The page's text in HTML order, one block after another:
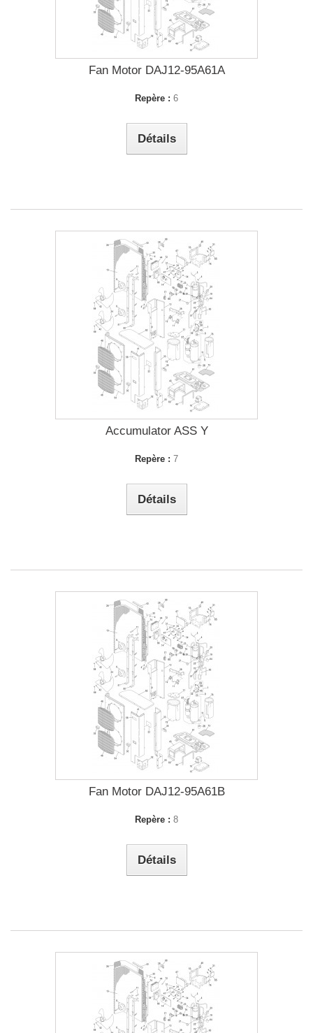
Fan Motor DAJ12-95A61A
Repère : 6
Détails
Accumulator ASS Y
Repère : 7
Détails
Fan Motor DAJ12-95A61B
Repère : 8
Détails